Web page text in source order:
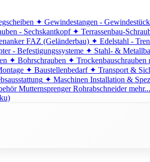
✦ Gewindestangen -
- Sechskantkopf ✦ Terrassenbau-
FAZ (Geländerbau) ✦ Edelstahl -
- Befestigungssysteme ✦ Stahl- &
✦ Bohrschrauben ✦ Trockenbauschrauben
✦ Baustellenbedarf ✦ Transport &
✦ Maschinen Installation &
Mutternsprenger Rohrabschneider mehr...